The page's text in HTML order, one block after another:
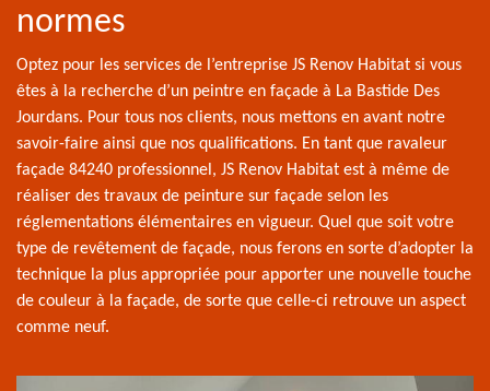
normes
Optez pour les services de l’entreprise JS Renov Habitat si vous
êtes à la recherche d’un peintre en façade à La Bastide Des
Jourdans. Pour tous nos clients, nous mettons en avant notre
savoir-faire ainsi que nos qualifications. En tant que ravaleur
façade 84240 professionnel, JS Renov Habitat est à même de
réaliser des travaux de peinture sur façade selon les
réglementations élémentaires en vigueur. Quel que soit votre
type de revêtement de façade, nous ferons en sorte d’adopter la
technique la plus appropriée pour apporter une nouvelle touche
de couleur à la façade, de sorte que celle-ci retrouve un aspect
comme neuf.